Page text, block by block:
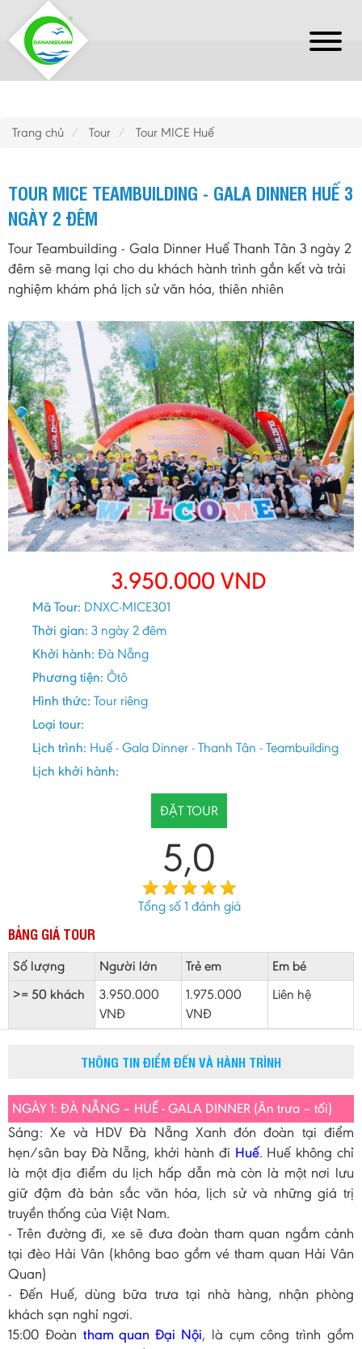
Trang chủ Tour Tour MICE Huế
TOUR MICE TEAMBUILDING - GALA DINNER HUẾ 3
NGÀY 2 ĐÊM
Tour Teambuilding - Gala Dinner Huế Thanh Tân 3 ngày 2
đêm sẽ mang lại cho du khách hành trình gắn kết và trải
nghiệm khám phá lịch sử văn hóa, thiên nhiên
3.950.000 VND
Mã Tour: DNXC-MICE301
Thời gian: 3 ngày 2 đêm
Khởi hành: Đà Nẵng
Phương tiện: Ôtô
Hình thức: Tour riêng
Loại tour:
Lịch trình: Huế - Gala Dinner - Thanh Tân - Teambuilding
Lịch khởi hành:
ĐẶT TOUR
5,0
Tổng số1 đánh giá
BẢNG GIÁ TOUR
Số lượng Người lớn Trẻ em
Em bé
>= 50 khách
3.950.000
VNĐ
1.975.000
VNĐ
Liên hệ
THÔNG TIN ĐIỂM ĐẾN VÀ HÀNH TRÌNH
NGÀY 1: ĐÀ NẴNG – HUẾ - GALA DINNER (Ăn trưa – tối)
Sáng: Xe và HDV Đà Nẵng Xanh đón đoàn tại điểm
hẹn/sân bay Đà Nẵng, khởi hành đi Huế. Huế không chỉ
là một địa điểm du lịch hấp dẫn mà còn là một nơi lưu
giữ đậm đà bản sắc văn hóa, lịch sử và những giá trị
truyền thống của Việt Nam.
- Trên đường đi, xe sẽ đưa đoàn tham quan ngắm cảnh
tại đèo Hải Vân (không bao gồm vé tham quan Hải Vân
Quan)
- Đến Huế, dùng bữa trưa tại nhà hàng, nhận phòng
khách sạn nghỉ ngơi.
15:00 Đoàn tham quan Đại Nội, là cụm công trình gồm